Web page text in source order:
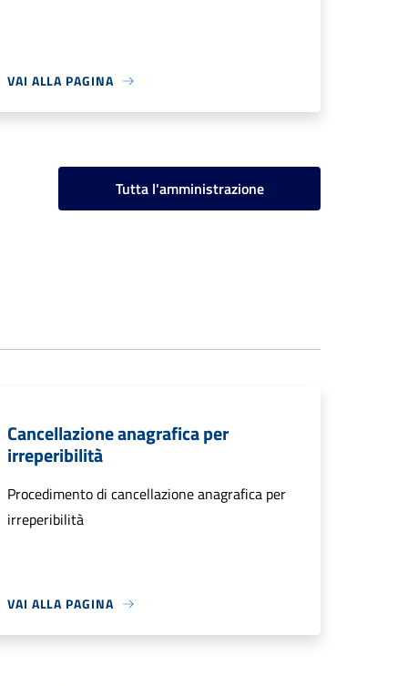
VAI ALLA PAGINA
Tutta l'amministrazione
Cancellazione anagrafica per
irreperibilità
Procedimento di cancellazione anagrafica per
irreperibilità
VAI ALLA PAGINA